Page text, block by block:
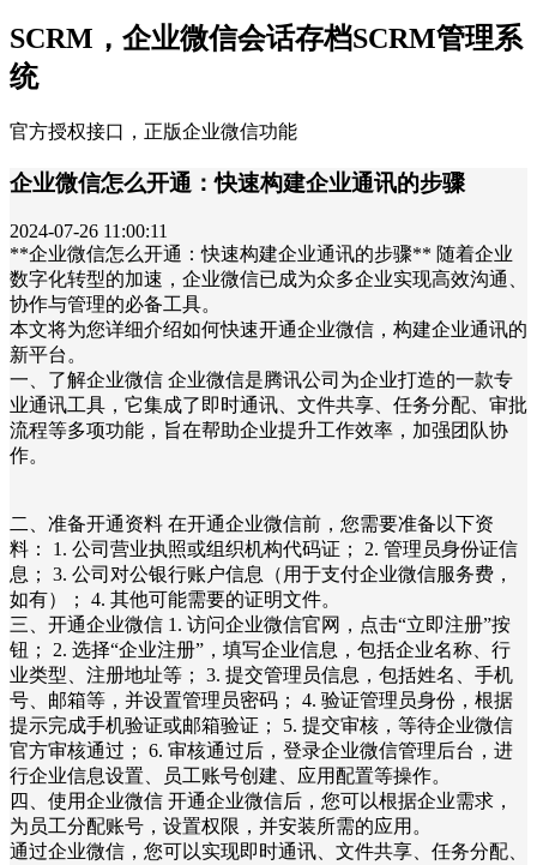
SCRM，企业微信会话存档SCRM管理系
统
官方授权接口，正版企业微信功能
企业微信怎么开通：快速构建企业通讯的步骤
2024-07-26 11:00:11
**企业微信怎么开通：快速构建企业通讯的步骤** 随着企业
数字化转型的加速，企业微信已成为众多企业实现高效沟通、
协作与管理的必备工具。
本文将为您详细介绍如何快速开通企业微信，构建企业通讯的
新平台。
一、了解企业微信 企业微信是腾讯公司为企业打造的一款专
业通讯工具，它集成了即时通讯、文件共享、任务分配、审批
流程等多项功能，旨在帮助企业提升工作效率，加强团队协
作。
二、准备开通资料 在开通企业微信前，您需要准备以下资
料： 1. 公司营业执照或组织机构代码证； 2. 管理员身份证信
息； 3. 公司对公银行账户信息（用于支付企业微信服务费，
如有）； 4. 其他可能需要的证明文件。
三、开通企业微信 1. 访问企业微信官网，点击“立即注册”按
钮； 2. 选择“企业注册”，填写企业信息，包括企业名称、行
业类型、注册地址等； 3. 提交管理员信息，包括姓名、手机
号、邮箱等，并设置管理员密码； 4. 验证管理员身份，根据
提示完成手机验证或邮箱验证； 5. 提交审核，等待企业微信
官方审核通过； 6. 审核通过后，登录企业微信管理后台，进
行企业信息设置、员工账号创建、应用配置等操作。
四、使用企业微信 开通企业微信后，您可以根据企业需求，
为员工分配账号，设置权限，并安装所需的应用。
通过企业微信，您可以实现即时通讯、文件共享、任务分配、